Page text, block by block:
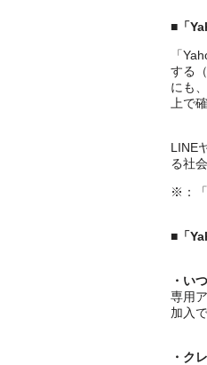
■「
「
する
にも
上で
LINE
る社
※：「
■「
・い
専用
加入
・ク